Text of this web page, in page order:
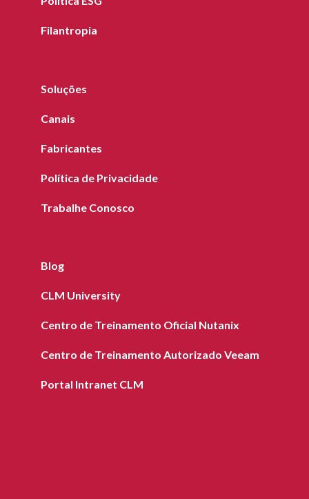
Filantropia
Soluções
Canais
Fabricantes
Política de Privacidade
Trabalhe Conosco
Blog
CLM University
Centro de Treinamento Oficial Nutanix
Centro de Treinamento Autorizado Veeam
Portal Intranet CLM